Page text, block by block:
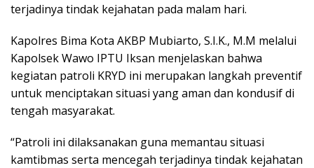
terjadinya tindak kejahatan pada malam hari.
Kapolres Bima Kota AKBP Mubiarto, S.I.K., M.M melalui
Kapolsek Wawo IPTU Iksan menjelaskan bahwa
kegiatan patroli KRYD ini merupakan langkah preventif
untuk menciptakan situasi yang aman dan kondusif di
tengah masyarakat.
“Patroli ini dilaksanakan guna memantau situasi
kamtibmas serta mencegah terjadinya tindak kejahatan